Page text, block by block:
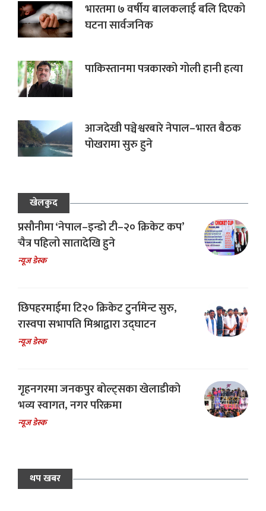
भारतमा ७ वर्षीय बालकलाई बलि दिएको
घटना सार्वजनिक
पाकिस्तानमा पत्रकारको गोली हानी हत्या
आजदेखी पञ्चेश्वरबारे नेपाल–भारत बैठक
पोखरामा सुरु हुने
खेलकुद
प्रसौनीमा ‘नेपाल–इन्डो टी–२० क्रिकेट कप’
चैत्र पहिलो सातादेखि हुने
न्यूज डेस्क
छिपहरमाईमा टि२० क्रिकेट टुर्नामेन्ट सुरु,
रास्वपा सभापति मिश्राद्वारा उद्घाटन
न्यूज डेस्क
गृहनगरमा जनकपुर बोल्ट्सका खेलाडीको
भव्य स्वागत, नगर परिक्रमा
न्यूज डेस्क
थप खबर